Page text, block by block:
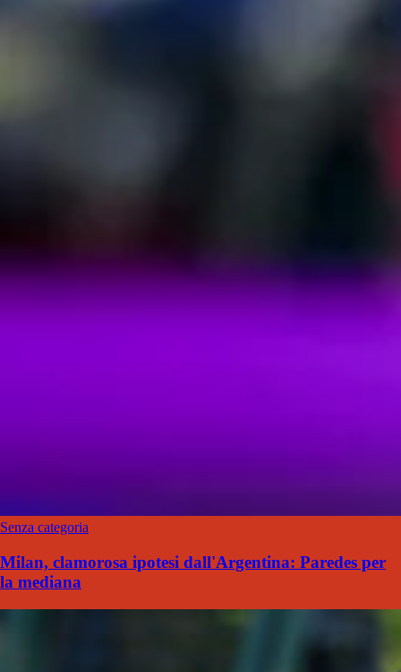
Senza categoria
Milan, clamorosa ipotesi dall'Argentina: Paredes per
la mediana